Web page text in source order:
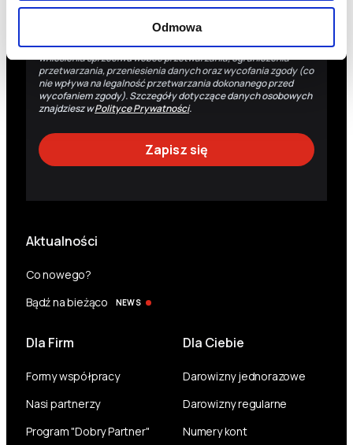
Odmowa
Centrum Pomocy Międzynarodowej z siedzibą w Warszawie.
Dane osobowe są przetwarzane w celu wysyłki informacji
dotyczących działalności Fundacji. Masz prawo do: uzyskania
dostępu do danych osobowych, ich sprostowania, usunięcia,
wniesienia sprzeciwu wobec przetwarzania, ograniczenia
przetwarzania, przeniesienia danych oraz wycofania zgody (co
nie wpływa na legalność przetwarzania dokonanego przed
wycofaniem zgody). Szczegóły dotyczące danych osobowych
znajdziesz wPolityce Prywatności.
Aktualności
Co nowego?
Bądź na bieżąco
NEWS
Dla Firm
Formy współpracy
Nasi partnerzy
Program "Dobry Partner"
Dla Ciebie
Darowizny jednorazowe
Darowizny regularne
Numery kont